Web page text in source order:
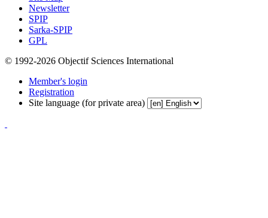
Newsletter
SPIP
Sarka-SPIP
GPL
© 1992-2026 Objectif Sciences International
Member's login
Registration
Site language (for private area)